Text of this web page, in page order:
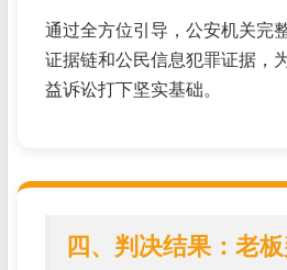
通过全方位引导，公安机关完
证据链和公民信息犯罪证据，
益诉讼打下坚实基础。
四、判决结果：老